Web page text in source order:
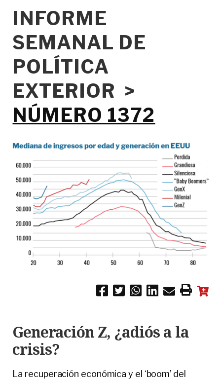
INFORME
SEMANAL DE
POLÍTICA
EXTERIOR >
NÚMERO 1372
Generación Z, ¿adiós a la
crisis?
La recuperación económica y el ‘boom’ del